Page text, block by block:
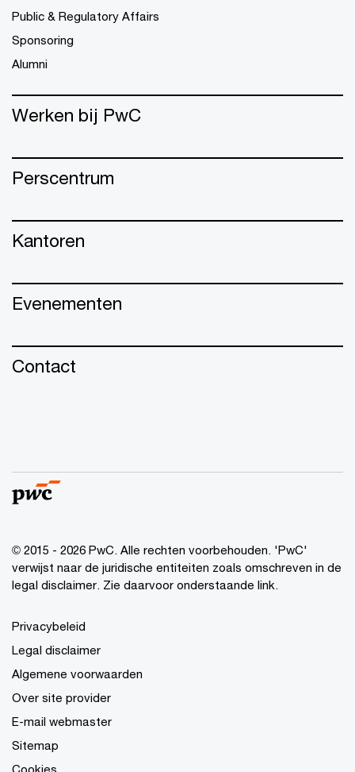
Public & Regulatory Affairs
Sponsoring
Alumni
Werken bij PwC
Perscentrum
Kantoren
Evenementen
Contact
© 2015 - 2026 PwC. Alle rechten voorbehouden. 'PwC'
verwijst naar de juridische entiteiten zoals omschreven in de
legal disclaimer. Zie daarvoor onderstaande link.
Privacybeleid
Legal disclaimer
Algemene voorwaarden
Over site provider
E-mail webmaster
Sitemap
Cookies